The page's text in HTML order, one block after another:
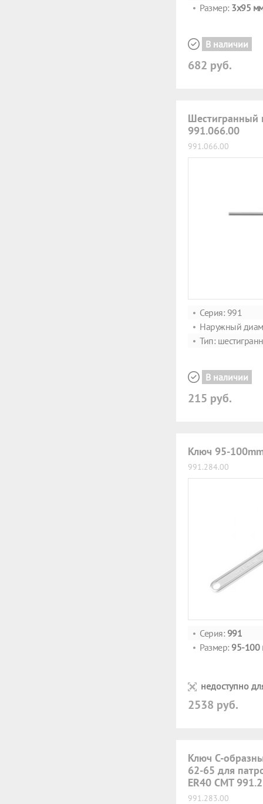
Размер: 3x95
В наличии
682 руб.
Шестигранный
991.066.00
991.066.00
Серия: 991
Наружный
Тип:
В наличии
215 руб.
Ключ 95-
991.284.00
Серия: 991
Размер: 95-100
недоступно
2538 руб.
Ключ С-
62-65 для
ER40 CMT
991.283.00